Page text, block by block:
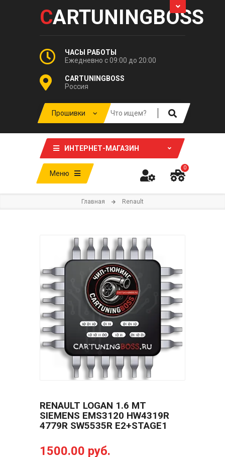
CARTUNINGBOSS
ЧАСЫ РАБОТЫ
Ежедневно с 09:00 до 20:00
CARTUNINGBOSS
Россия
ИНТЕРНЕТ-МАГАЗИН
Меню
0
Главная Renault
RENAULT LOGAN 1.6 MT
SIEMENS EMS3120 HW4319R
4779R SW5535R E2+STAGE1
1500.00 руб.